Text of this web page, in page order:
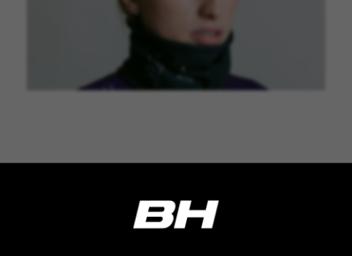
Utilizamos os cookies necessários para permitir
operações essenciais do site e garantir que
determinadas funcionalidades funcionem
corretamente, tais como a opção de iniciar
sessão ou adicionar um produto ao seu
carrinho de compras.
yt.innertube::nextId, yt-remote-connected-devices, yt-
cf_preload, cfuser, cf_lastActivity, _cfuser, cf_session,
cfStats, cfUserDate, cfFirstMonthVisit, cfuid,